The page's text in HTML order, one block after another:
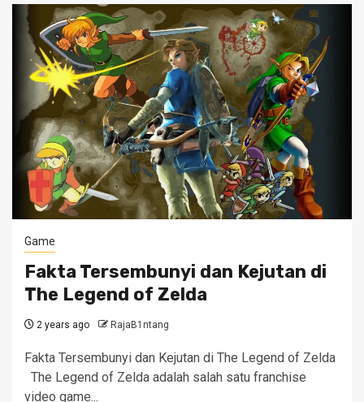
Game
Fakta Tersembunyi dan Kejutan di
The Legend of Zelda
2 years ago RajaB1ntang
Fakta Tersembunyi dan Kejutan di The Legend of Zelda
The Legend of Zelda adalah salah satu franchise
video game...